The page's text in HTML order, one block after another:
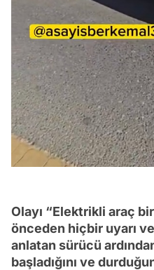
Olayı “Elektrikli araç
önceden hiçbir uyarı
anlatan sürücü
başladığını ve